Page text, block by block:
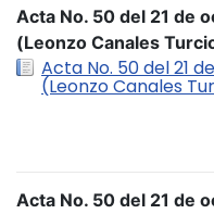
Acta No. 50 del 21 de
(Leonzo Canales
Acta No. 50 del 21
(Leonzo Canales
Acta No. 50 del 21 de